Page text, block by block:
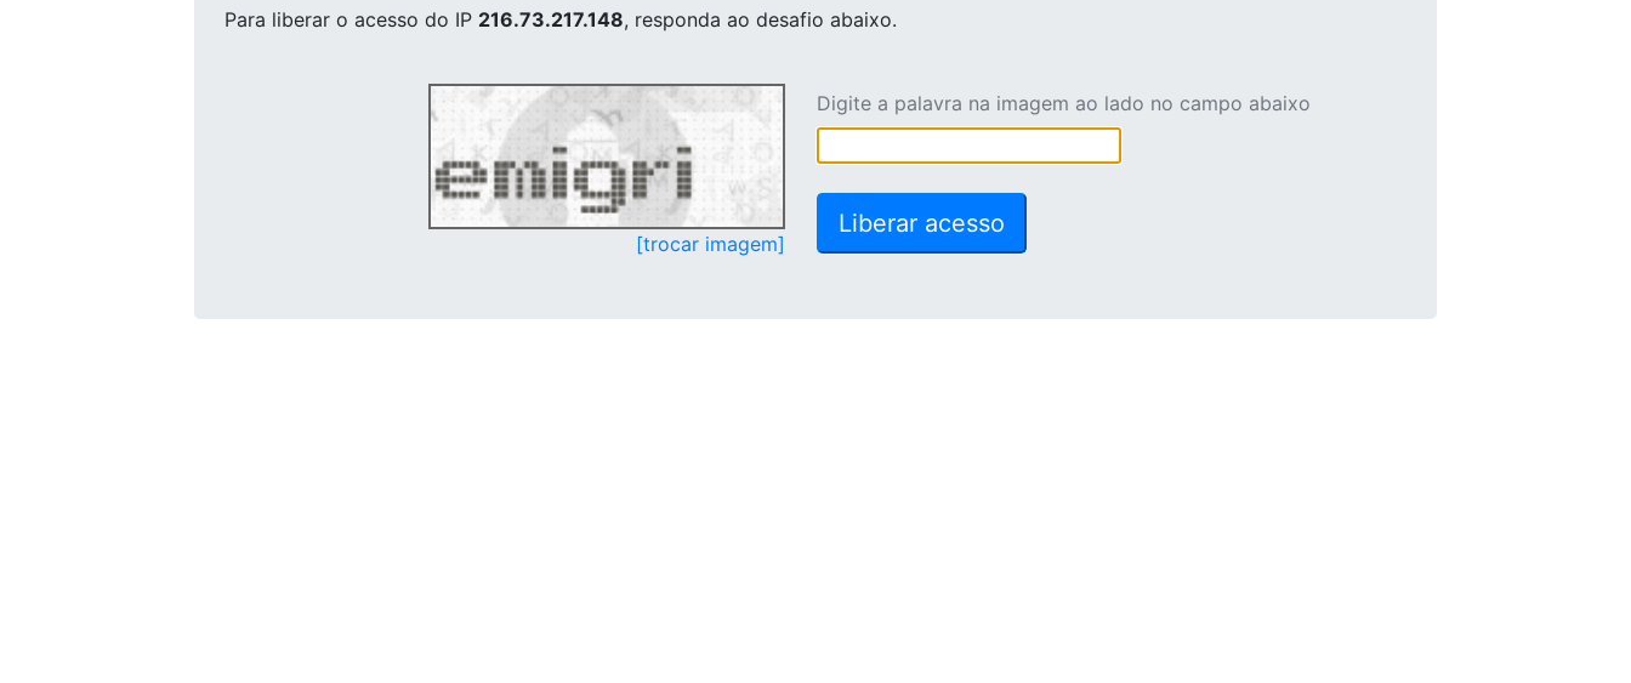
Para liberar o acesso do IP 216.73.217.148, responda ao desafio abaixo.
[trocar imagem]
Digite a palavra na imagem ao lado no campo abaixo